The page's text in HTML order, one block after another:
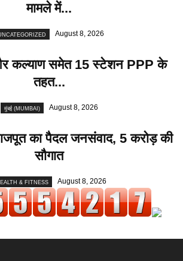
मामले में...
August 8, 2026
कल्याण समेत 15 स्टेशन PPP के
तहत...
मुंबई (MUMBAI) August 8, 2026
का पैदल जनसंवाद, 5 करोड़ की
सौगात
& FITNESS August 8, 2026